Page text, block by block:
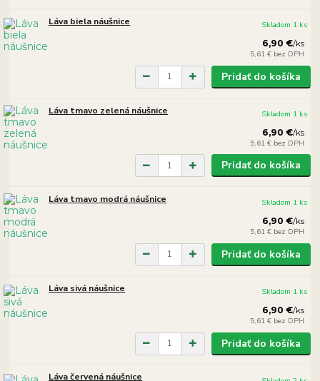
Láva biela náušnice
6,90 €/ks
5,61 € bez DPH
Skladom 1 ks
Pridať do košíka
Láva tmavo zelená náušnice
6,90 €/ks
5,61 € bez DPH
Skladom 1 ks
Pridať do košíka
Láva tmavo modrá náušnice
6,90 €/ks
5,61 € bez DPH
Skladom 1 ks
Pridať do košíka
Láva sivá náušnice
6,90 €/ks
5,61 € bez DPH
Skladom 1 ks
Pridať do košíka
Láva červená náušnice